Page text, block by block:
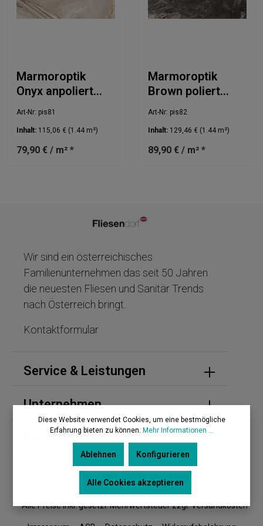
Marmoroptik
Onyx anpoliert
60x120cm
Art-Nr: pis81
Inhalt: 115,06 € (1.44 m²)
79,90 € / m² *
Marmoroptik
Brown poliert
60x120cm
Art-Nr: pis82
Inhalt: 129,46 € (1.44 m²)
89,90 € / m² *
Wir sind ein österreichisches
Familienunternehmen das seit 50 Jahren
die neuesten Fliesen und Sanitär Trends
nach Österreich bringt.
Kontaktformular
Service & Leistungen
Unternehmen
Kontakt
* Alle Preise inkl. gesetzl. Mehrwertsteuer zzgl. Versandkosten
Diese Website verwendet Cookies, um eine bestmögliche
Erfahrung bieten zu können. Mehr Informationen ...
Ablehnen Konfigurieren
Alle Cookies akzeptieren